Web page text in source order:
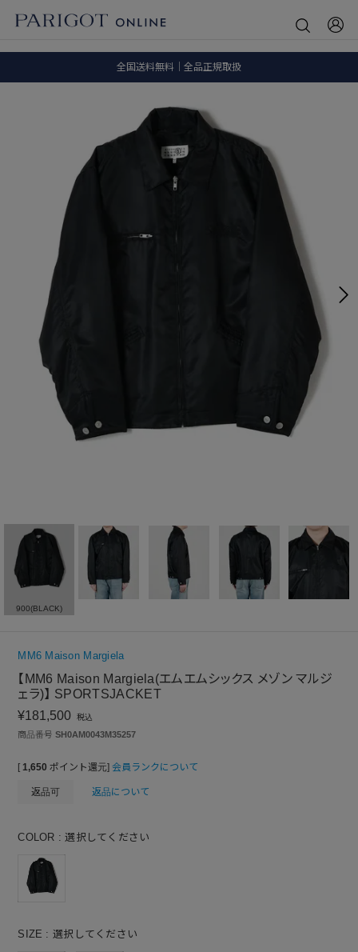
全国送料無料｜全品正規取扱
900(BLACK)
MM6 Maison Margiela
【MM6 Maison Margiela(エムエムシックス メゾン マルジ
ェラ)】 SPORTSJACKET
¥181,500 税込
商品番号 SH0AM0043M35257
[ 1,650 ポイント還元] 会員ランクについて
返品可 返品について
COLOR 選択してください
SIZE 選択してください